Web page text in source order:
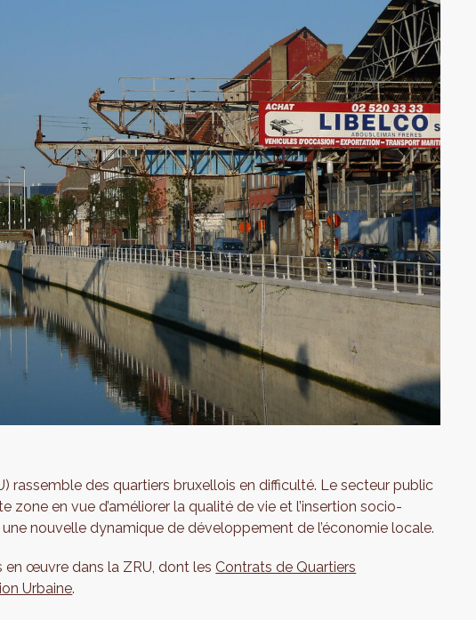
rassemble des quartiers bruxellois en difficulté. Le secteur public
en vue d’améliorer la qualité de vie et l’insertion socio-
nouvelle dynamique de développement de l’économie locale.
en œuvre dans la ZRU, dont lesContrats de Quartiers
Urbaine.